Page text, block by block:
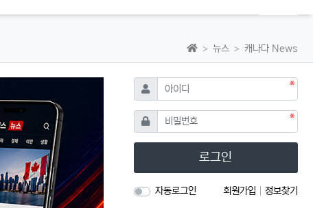
사이드
홈으로뉴스 캐나다 News
아이디 필수
비밀번호필수
로그인
자동로그인 회원가입 정보찾기